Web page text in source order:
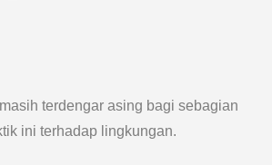
terdengar asing bagi sebagian
ini terhadap lingkungan.